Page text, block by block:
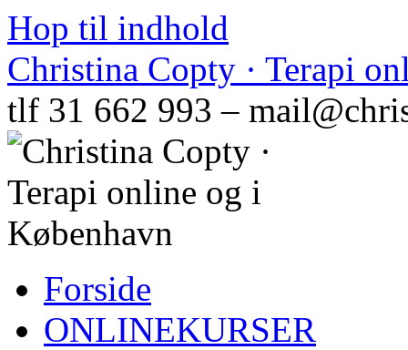
Hop til indhold
Christina Copty · Terapi
tlf 31 662 993 –
Forside
ONLINEKURSER